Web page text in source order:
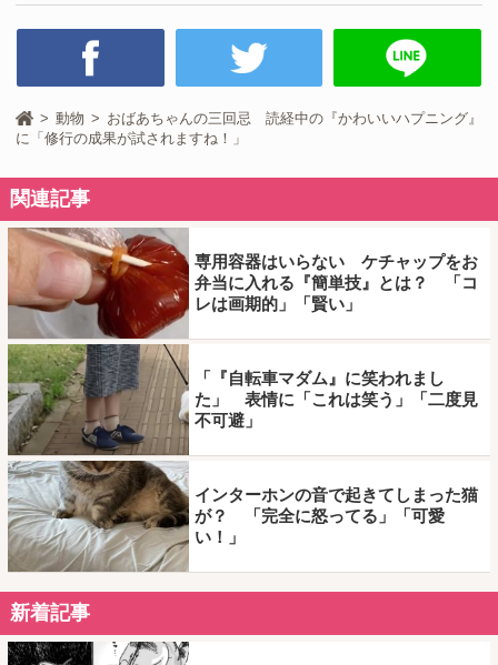
動物
おばあちゃんの三回忌 読経中の『かわいいハプニング』
に「修行の成果が試されますね！」
関連記事
専用容器はいらない ケチャップをお
弁当に入れる『簡単技』とは？ 「コ
レは画期的」「賢い」
「『自転車マダム』に笑われまし
た」 表情に「これは笑う」「二度見
不可避」
インターホンの音で起きてしまった猫
が？ 「完全に怒ってる」「可愛
い！」
新着記事